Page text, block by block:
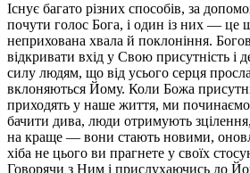
Існує багато різних способів, за
почути голос Бога, і один із них — це
неприхована хвала й поклоніння.
відкривати вхід у Свою присутність і
силу людям, що від усього серця
вклоняються Йому. Коли Божа
приходять у наше життя, ми
бачити дива, люди отримують
на краще — вони стають новими,
хіба не цього ви прагнете у своїх
Говорячи з Ним і прислухаючись до